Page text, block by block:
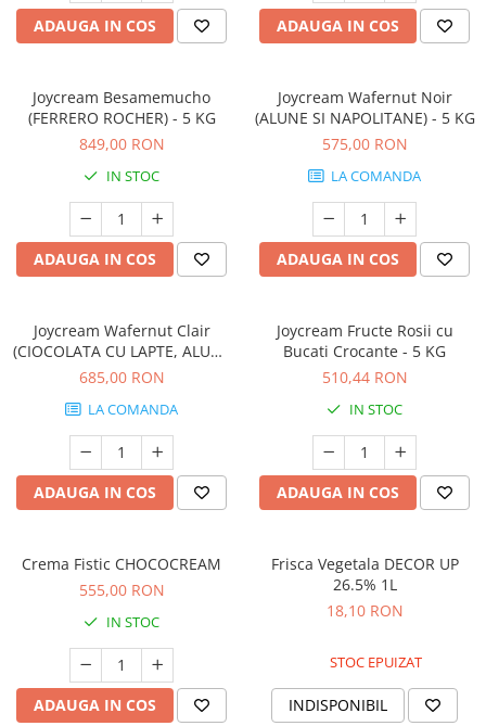
ADAUGA IN COS ADAUGA IN COS
Joycream Besamemucho
(FERRERO ROCHER) - 5 KG
849,00 RON
IN STOC
ADAUGA IN COS
Joycream Wafernut Noir
(ALUNE SI NAPOLITANE) - 5 KG
575,00 RON
LA COMANDA
ADAUGA IN COS
Joycream Wafernut Clair
(CIOCOLATA CU LAPTE, ALUNE
SI NAPOLITANE)
685,00 RON
LA COMANDA
ADAUGA IN COS
Joycream Fructe Rosii cu
Bucati Crocante - 5 KG
510,44 RON
IN STOC
ADAUGA IN COS
Crema Fistic CHOCOCREAM
555,00 RON
IN STOC
ADAUGA IN COS
Frisca Vegetala DECOR UP
26.5% 1L
18,10 RON
STOC EPUIZAT
INDISPONIBIL